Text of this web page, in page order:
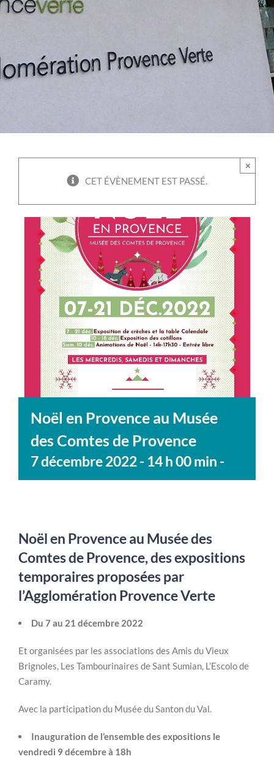
CET ÉVÈNEMENT EST PASSÉ.
×
Noël en Provence au Musée
des Comtes de Provence
7 décembre 2022 - 14 h 00 min -
Noël en Provence au Musée des
Comtes de Provence, des expositions
temporaires proposées par
l’Agglomération Provence Verte
Du 7 au 21 décembre 2022
Et organisées par les associations des Amis du Vieux
Brignoles, Les Tambourinaires de Sant Sumian, L’Escolo de
Caramy.
Avec la participation du Musée du Santon du Val.
Inauguration de l’ensemble des expositions le
vendredi 9 décembre à 18h